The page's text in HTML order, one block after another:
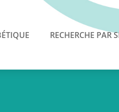
RECHERCHE PAR